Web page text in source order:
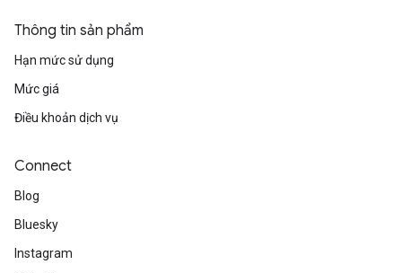
Thông tin sản phẩm
Hạn mức sử dụng
Mức giá
Điều khoản dịch vụ
Connect
Blog
Bluesky
Instagram